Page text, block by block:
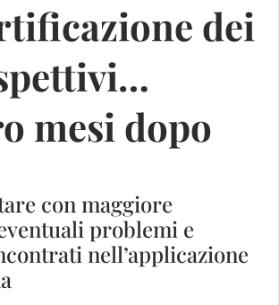
dei
mesi dopo
con maggiore
problemi e
nell’applicazione